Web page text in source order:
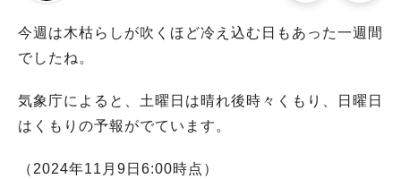
今週は木枯らしが吹くほど冷え込む日もあった一週間
でしたね。
気象庁によると、土曜日は晴れ後時々くもり、日曜日
はくもりの予報がでています。
（2024年11月9日6:00時点）